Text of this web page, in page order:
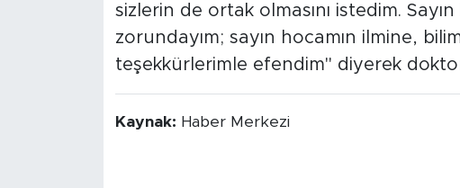
sizlerin de ortak olmasını istedim.
zorundayım; sayın hocamın ilmine,
teşekkürlerimle efendim" diyerek
Kaynak: Haber Merkezi